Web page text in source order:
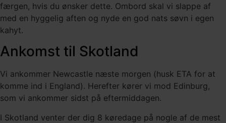
færgen, hvis du ønsker dette. Ombord skal vi slappe af
med en hyggelig aften og nyde en god nats søvn i egen
kahyt.
Ankomst til Skotland
Vi ankommer Newcastle næste morgen (husk ETA for at
komme ind i England). Herefter kører vi mod Edinburg,
som vi ankommer sidst på eftermiddagen.
I Skotland venter der dig 8 køredage på nogle af de mest